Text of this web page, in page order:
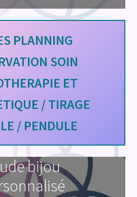
PLANNING
SOIN
ET
/ TIRAGE
/ PENDULE
bijou